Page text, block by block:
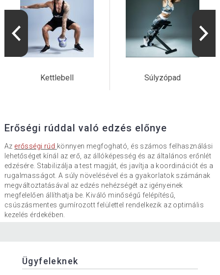
Kettlebell Súlyzópad
Erőségi rúddal való edzés előnye
Az erősségi rúd könnyen megfogható, és számos felhasználási
lehetőséget kínál az erő, az állóképesség és az általános erőnlét
edzésére. Stabilizálja a test magját, és javítja a koordinációt és a
rugalmasságot. A súly növelésével és a gyakorlatok számának
megváltoztatásával az edzés nehézségét az igényeinek
megfelelően állíthatja be. Kiváló minőségű felépítésű,
csúszásmentes gumírozott felülettel rendelkezik az optimális
kezelés érdekében.
Ügyfeleknek